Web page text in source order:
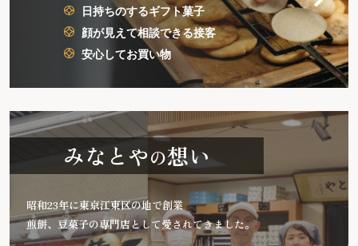
日持ちのするギフト菓子
顔が見えて相談できる接客
安心してお買い物
みなとやの想い
昭和23年に東京江東区の地で創業
煎餅、豆菓子の専門店として愛されてきました。